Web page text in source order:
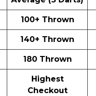
100+ Thrown
140+ Thrown
180 Thrown
Highest
Checkout